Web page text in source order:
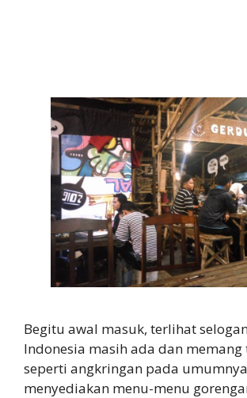
Begitu awal masuk, terlihat
Indonesia masih ada dan
seperti angkringan pada
menyediakan menu-menu